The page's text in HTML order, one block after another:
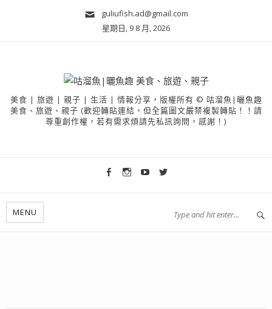
guliufish.ad@gmail.com
星期日, 9 8 月, 2026
美食 | 旅遊 | 親子 | 生活 | 情報分享，版權所有 © 咕溜魚|曬魚趣
美食、旅遊、親子 (歡迎轉貼連結，但全篇圖文嚴禁複製轉貼！！請
尊重創作權，若有需求煩請先私訊詢問，感謝！)
MENU